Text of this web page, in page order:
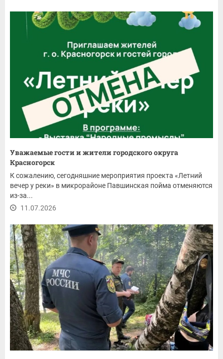
Уважаемые гости и жители городского округа
Красногорск
К сожалению, сегодняшние мероприятия проекта «Летний
вечер у реки» в микрорайоне Павшинская пойма отменяются
из-за...
11.07.2026